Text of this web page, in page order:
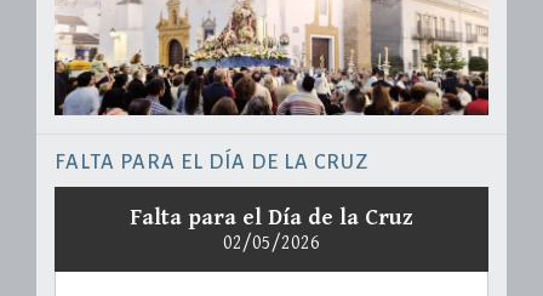
FALTA PARA EL DÍA DE LA CRUZ
Falta para el Día de la Cruz
02/05/2026